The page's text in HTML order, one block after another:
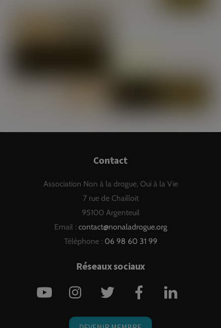
Back
Top
Contact
Association Non à la drogue, Oui à la Vie
7 rue de Chailloit
95100 Argenteuil
Email : contact@nonaladrogue.org
Téléphone : 06 98 60 31 99
Réseaux sociaux
YouTube Instagram Twitter Facebook